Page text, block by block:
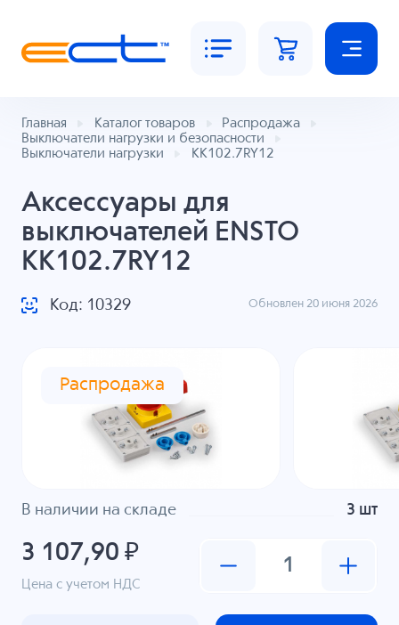
Главная Каталог товаров
Распродажа
Выключатели нагрузки и безопасности
Выключатели нагрузки
KK102.7RY12
Аксессуары для
выключателей ENSTO
KK102.7RY12
Код: 10329 Обновлен 20 июня 2026
Распродажа
В наличии на складе 3 шт
3 107,90 ₽
Цена с учетом НДС